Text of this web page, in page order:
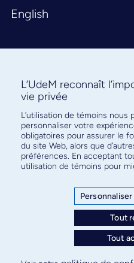
English
Abonnez-vous à
pour connaître
L’UdeM reconnaît
vie privée
L’utilisation de témoins nous
personnaliser votre
obligatoires pour assurer le
du site Web, alors que
préférences. En acceptant
utilisation de témoins pour
Tout
Tout